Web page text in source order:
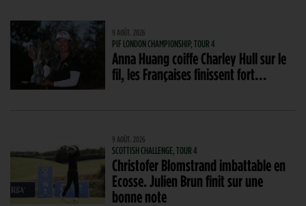
9 AOÛT. 2026
PIF LONDON CHAMPIONSHIP, TOUR 4
Anna Huang coiffe Charley Hull sur le
fil, les Françaises finissent fort…
9 AOÛT. 2026
SCOTTISH CHALLENGE, TOUR 4
Christofer Blomstrand imbattable en
Ecosse. Julien Brun finit sur une
bonne note